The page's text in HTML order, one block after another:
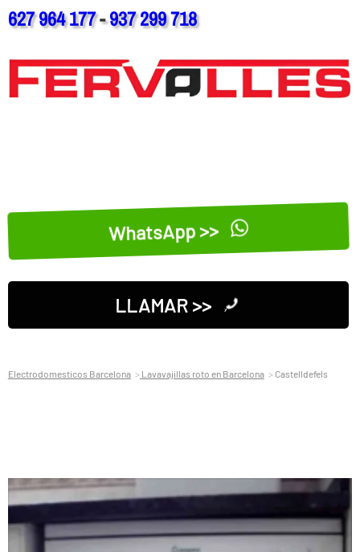
627 964 177-937 299 718
WhatsApp >>
LLAMAR >>
Electrodomesticos Barcelona Lavavajillas roto en Barcelona Castelldefels